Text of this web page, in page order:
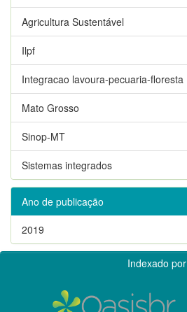
Agricultura Sustentável
Ilpf
Integracao lavoura-pecuaria-floresta
Mato Grosso
Sinop-MT
Sistemas integrados
Ano de publicação
2019
Indexado por